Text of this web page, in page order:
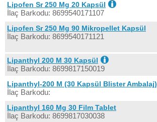
Lipofen Sr 250 Mg 20 Kapsül
İlaç Barkodu: 8699540171107
Lipofen Sr 250 Mg 90 Mikropellet Kapsül
İlaç Barkodu: 8699540171121
Lipanthyl 200 M 30 Kapsül
İlaç Barkodu: 8699817150019
Lipanthyl-200 M (30 Kapsül Blister Ambalaj)
İlaç Barkodu:
Lipanthyl 160 Mg 30 Film Tablet
İlaç Barkodu: 8699817030038